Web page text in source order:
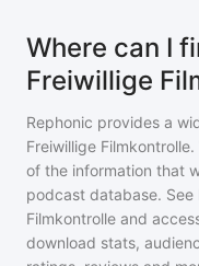
Where can I
Freiwillige
Rephonic provides a
Freiwillige Filmkontrolle.
of the information that
podcast database.
Filmkontrolle and
download stats,